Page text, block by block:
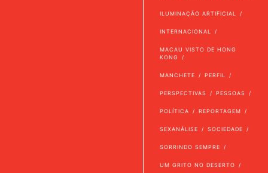
ILUMINAÇÃO ARTIFICIAL
INTERNACIONAL
MACAU VISTO DE HONG
KONG
MANCHETE PERFIL
PERSPECTIVAS PESSOAS
POLÍTICA REPORTAGEM
SEXANÁLISE SOCIEDADE
SORRINDO SEMPRE
UM GRITO NO DESERTO